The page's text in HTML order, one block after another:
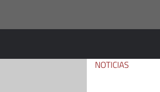
contenido
NOTICIAS